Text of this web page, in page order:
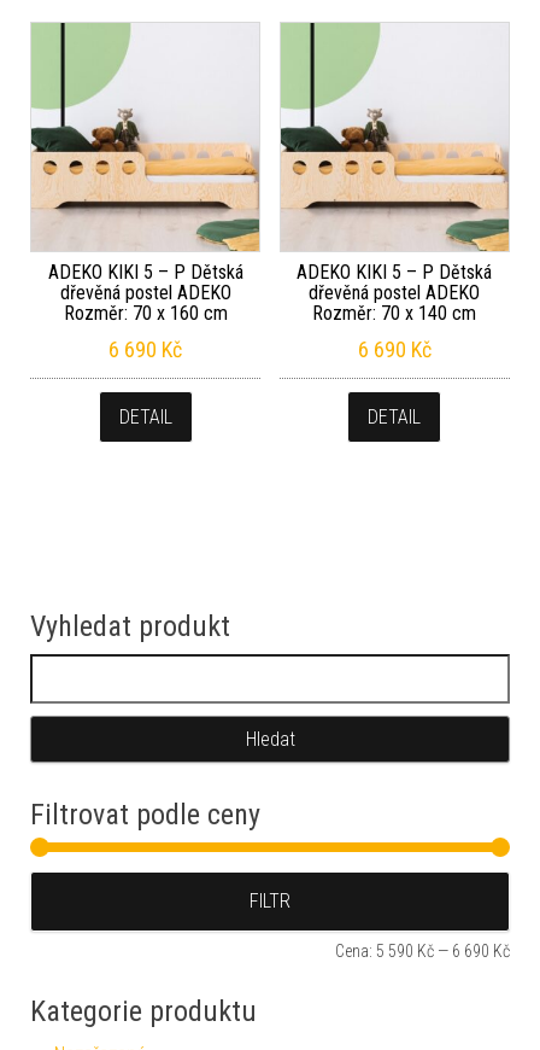
ADEKO KIKI 5 – P Dětská
dřevěná postel ADEKO
Rozměr: 70 x 160 cm
6 690 Kč
DETAIL
ADEKO KIKI 5 – P Dětská
dřevěná postel ADEKO
Rozměr: 70 x 140 cm
6 690 Kč
DETAIL
Vyhledat produkt
Filtrovat podle ceny
FILTR
Cena: 5 590 Kč — 6 690 Kč
Kategorie produktu